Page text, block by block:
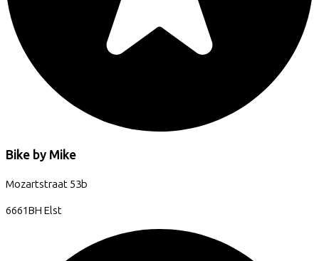
Bike by Mike
Mozartstraat53b
6661BH Elst